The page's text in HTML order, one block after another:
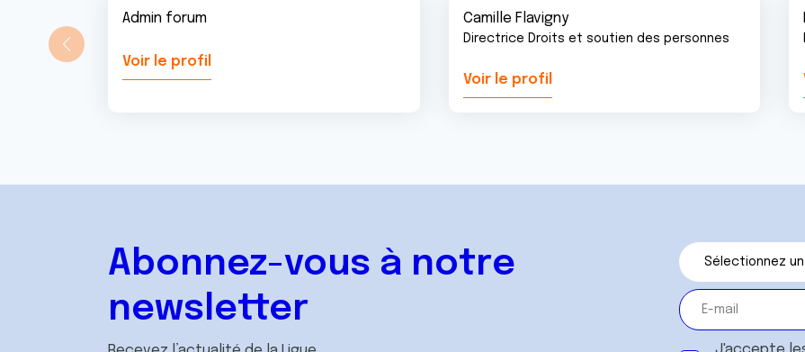
Admin forum
Voir le profil
Camille Flavigny
Directrice Droits et soutien des personnes
Voir le profil
Abonnez-vous à notre
newsletter